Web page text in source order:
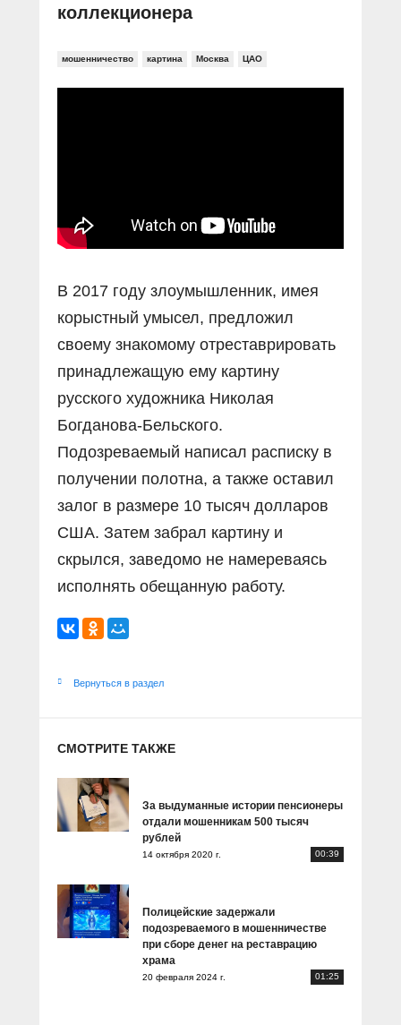
коллекционера
мошенничество картина Москва ЦАО
В 2017 году злоумышленник, имея
корыстный умысел, предложил
своему знакомому отреставрировать
принадлежащую ему картину
русского художника Николая
Богданова-Бельского.
Подозреваемый написал расписку в
получении полотна, а также оставил
залог в размере 10 тысяч долларов
США. Затем забрал картину и
скрылся, заведомо не намереваясь
исполнять обещанную работу.
Вернуться в раздел
СМОТРИТЕ ТАКЖЕ
За выдуманные истории пенсионеры
отдали мошенникам 500 тысяч
рублей
14 октября 2020 г. 00:39
Полицейские задержали
подозреваемого в мошенничестве
при сборе денег на реставрацию
храма
20 февраля 2024 г. 01:25